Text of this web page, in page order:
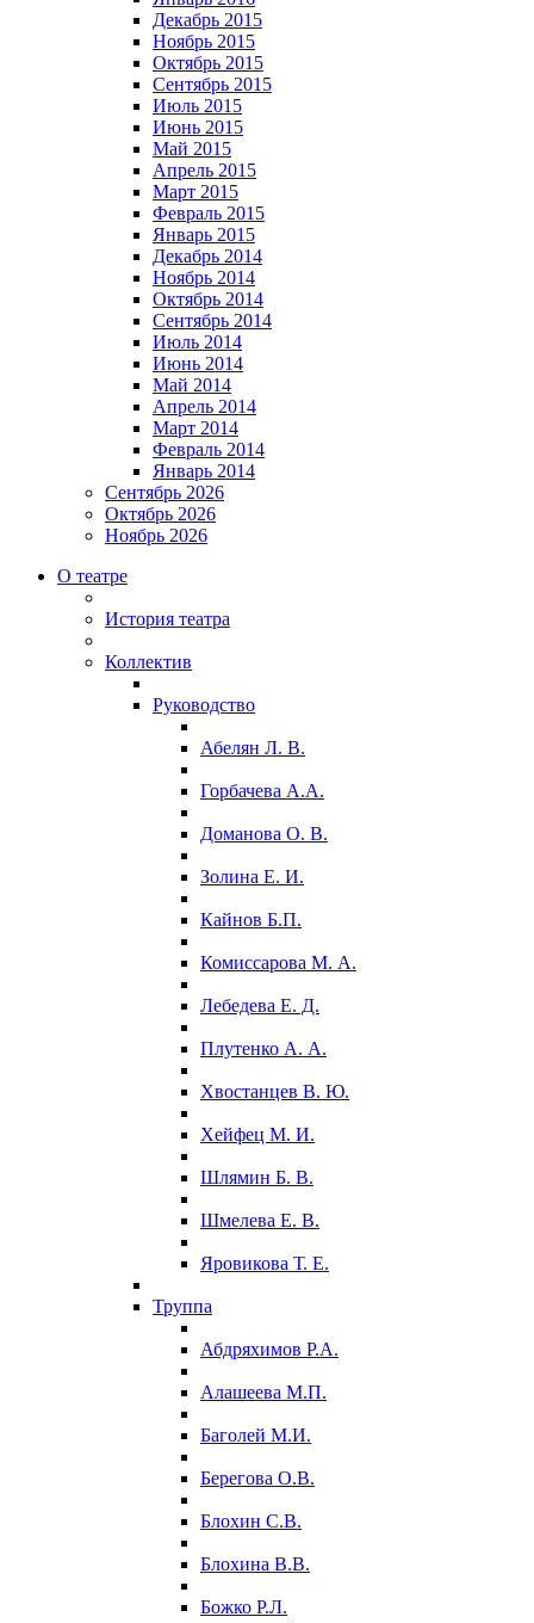
Декабрь 2015
Ноябрь 2015
Октябрь 2015
Сентябрь 2015
Июль 2015
Июнь 2015
Май 2015
Апрель 2015
Март 2015
Февраль 2015
Январь 2015
Декабрь 2014
Ноябрь 2014
Октябрь 2014
Сентябрь 2014
Июль 2014
Июнь 2014
Май 2014
Апрель 2014
Март 2014
Февраль 2014
Январь 2014
Сентябрь 2026
Октябрь 2026
Ноябрь 2026
О театре
История театра
Коллектив
Руководство
Абелян Л. В.
Горбачева А.А.
Доманова О. В.
Золина Е. И.
Кайнов Б.П.
Комиссарова М. А.
Лебедева Е. Д.
Плутенко А. А.
Хвостанцев В. Ю.
Хейфец М. И.
Шлямин Б. В.
Шмелева Е. В.
Яровикова Т. Е.
Труппа
Абдряхимов Р.А.
Алашеева М.П.
Баголей М.И.
Берегова О.В.
Блохин С.В.
Блохина В.В.
Божко Р.Л.